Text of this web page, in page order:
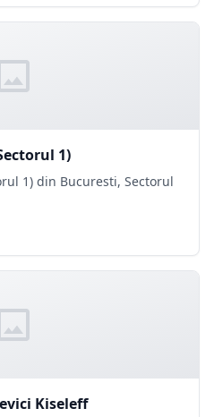
1)
1) din Bucuresti, Sectorul
Kiseleff